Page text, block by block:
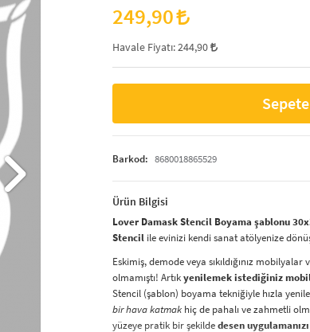
249,90
Havale Fiyatı:244,90
Barkod: 8680018865529
Ürün Bilgisi
Lover Damask Stencil Boyama şablonu
Stencil ile evinizi kendi sanat atölyenize
Eskimiş, demode veya sıkıldığınız
olmamıştı! Artıkyenilemek istediğiniz
Stencil (şablon) boyama tekniğiyle hızla
bir hava katmak hiç de pahalı ve zahmetli
yüzeye pratik bir şekildedesen uygulamanızı